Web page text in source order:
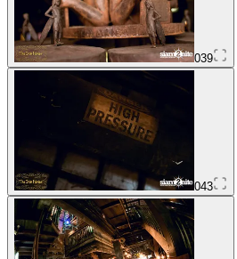
039
043